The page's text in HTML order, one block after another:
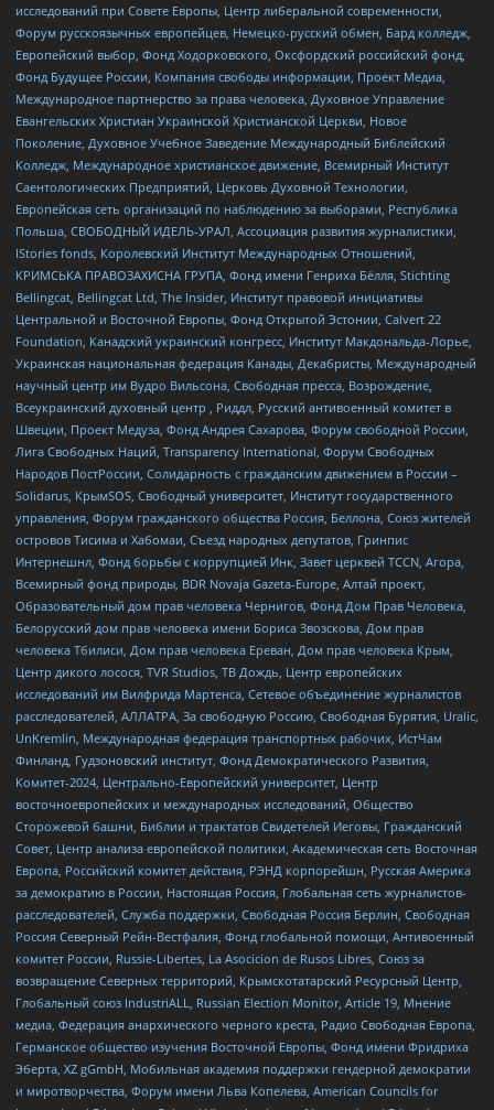
исследований при Совете Европы, Центр либеральной современности,
Форум русскоязычных европейцев, Немецко-русский обмен, Бард колледж,
Европейский выбор, Фонд Ходорковского, Оксфордский российский фонд,
Фонд Будущее России, Компания свободы информации, Проект Медиа,
Международное партнерство за права человека, Духовное Управление
Евангельских Христиан Украинской Христианской Церкви, Новое
Поколение, Духовное Учебное Заведение Международный Библейский
Колледж, Международное христианское движение, Всемирный Институт
Саентологических Предприятий, Церковь Духовной Технологии,
Европейская сеть организаций по наблюдению за выборами, Республика
Польша, СВОБОДНЫЙ ИДЕЛЬ-УРАЛ, Ассоциация развития журналистики,
IStories fonds, Королевский Институт Международных Отношений,
КРИМСЬКА ПРАВОЗАХИСНА ГРУПА, Фонд имени Генриха Бёлля, Stichting
Bellingcat, Bellingcat Ltd, The Insider, Институт правовой инициативы
Центральной и Восточной Европы, Фонд Открытой Эстонии, Calvert 22
Foundation, Канадский украинский конгресс, Институт Макдональда-Лорье,
Украинская национальная федерация Канады, Декабристы, Международный
научный центр им Вудро Вильсона, Свободная пресса, Возрождение,
Всеукраинский духовный центр , Риддл, Русский антивоенный комитет в
Швеции, Проект Медуза, Фонд Андрея Сахарова, Форум свободной России,
Лига Свободных Наций, Transparеncy International, Форум Свободных
Народов ПостРоссии, Солидарность с гражданским движением в России –
Solidarus, КрымSOS, Свободный университет, Институт государственного
управления, Форум гражданского общества Россия, Беллона, Союз жителей
островов Тисима и Хабомаи, Съезд народных депутатов, Гринпис
Интернешнл, Фонд борьбы с коррупцией Инк, Завет церквей TCCN, Агора,
Всемирный фонд природы, BDR Novaja Gazeta-Europe, Алтай проект,
Образовательный дом прав человека Чернигов, Фонд Дом Прав Человека,
Белорусский дом прав человека имени Бориса Звозскова, Дом прав
человека Тбилиси, Дом прав человека Ереван, Дом прав человека Крым,
Центр дикого лосося, TVR Studios, ТВ Дождь, Центр европейских
исследований им Вилфрида Мартенса, Сетевое объединение журналистов
расследователей, АЛЛАТРА, За свободную Россию, Свободная Бурятия, Uralic,
UnKremlin, Международная федерация транспортных рабочих, ИстЧам
Финланд, Гудзоновский институт, Фонд Демократического Развития,
Комитет-2024, Центрально-Европейский университет, Центр
восточноевропейских и международных исследований, Общество
Сторожевой башни, Библии и трактатов Свидетелей Иеговы, Гражданский
Совет, Центр анализа европейской политики, Академическая сеть Восточная
Европа, Российский комитет действия, РЭНД корпорейшн, Русская Америка
за демократию в России, Настоящая Россия, Глобальная сеть журналистов-
расследователей, Служба поддержки, Свободная Россия Берлин, Свободная
Россия Северный Рейн-Вестфалия, Фонд глобальной помощи, Антивоенный
комитет России, Russie-Libertes, La Asocicion de Rusos Libres, Союз за
возвращение Северных территорий, Крымскотатарский Ресурсный Центр,
Глобальный союз IndustriALL, Russian Election Monitor, Article 19, Мнение
медиа, Федерация анархического черного креста, Радио Свободная Европа,
Германское общество изучения Восточной Европы, Фонд имени Фридриха
Эберта, XZ gGmbH, Мобильная академия поддержки гендерной демократии
и миротворчества, Форум имени Льва Копелева, American Councils for